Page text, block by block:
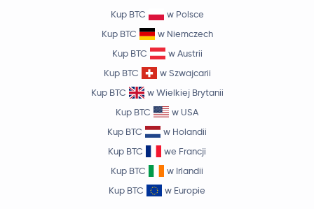
NEAR Protocol NEAR
TAO
ONDO
Official World Liberty Financial WLFI
Kup BTC
w Polsce
Kup BTC
w Niemczech
Kup BTC
w Austrii
Kup BTC
w Szwajcarii
Kup BTC
w Wielkiej Brytanii
Kup BTC
w USA
Kup BTC
w Holandii
Kup BTC
we Francji
Kup BTC
w Irlandii
Kup BTC
w Europie